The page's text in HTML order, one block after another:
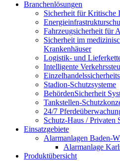
Branchenlösungen
Sicherheit für
Fahrzeugsicherheit für
Sicherheit im
Krankenhäuser
Logistik- und
Intelligente
Stadion-Schutzsysteme
BehördenSicherheit
Tankstellen-
24/7
Schutz-Haus / Privaten
Einsatzgebiete
Alarmanlagen Baden-
Alarmanlage
Produktübersicht